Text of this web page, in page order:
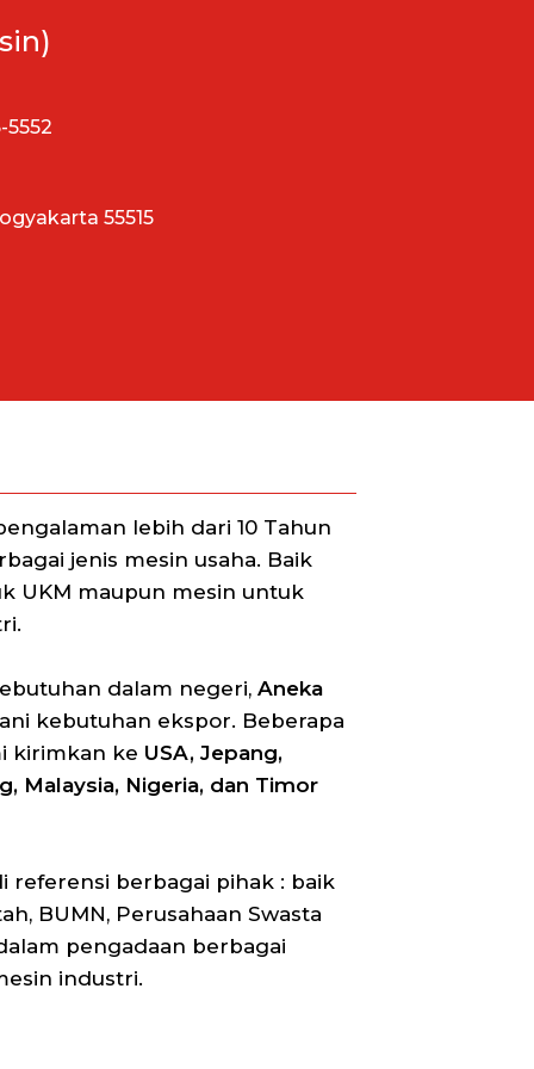
5552
55515
lebih dari 10 Tahun
jenis mesin usaha. Baik
UKM maupun mesin untuk
dalam negeri,Aneka
kebutuhan ekspor. Beberapa
kirimkan ke USA, Jepang,
Malaysia, Nigeria, dan Timor
referensi berbagai pihak : baik
BUMN, Perusahaan Swasta
pengadaan berbagai
industri.